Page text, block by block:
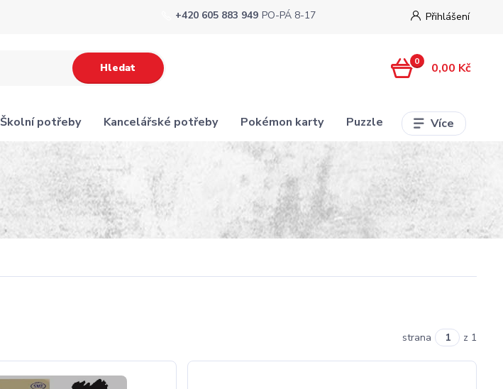
Přihlášení
Hledat
+420 605 883 949 PO-PÁ 8-17
0 0,00 Kč
Školní potřeby Kancelářské potřeby Pokémon karty Puzzle Více
strana z 1